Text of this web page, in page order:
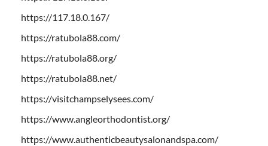
https://117.18.0.167/
https://ratubola88.com/
https://ratubola88.org/
https://ratubola88.net/
https://visitchampselysees.com/
https://www.angleorthodontist.org/
https://www.authenticbeautysalonandspa.com/